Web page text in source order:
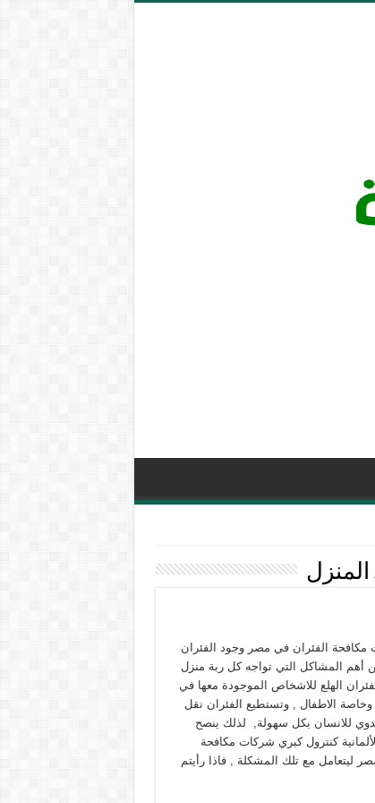
الفئران في مصر وجود الفئران
أهم المشاكل التي تواجه كل ربة منزل
الهلع للاشخاص الموجودة معها في
الاطفال , وتستطيع الفئران نقل
للانسان بكل سهولة, لذلك ينصح
كنترول كبري شركات مكافحة
ليتعامل مع تلك المشكلة , فاذا رأيتم